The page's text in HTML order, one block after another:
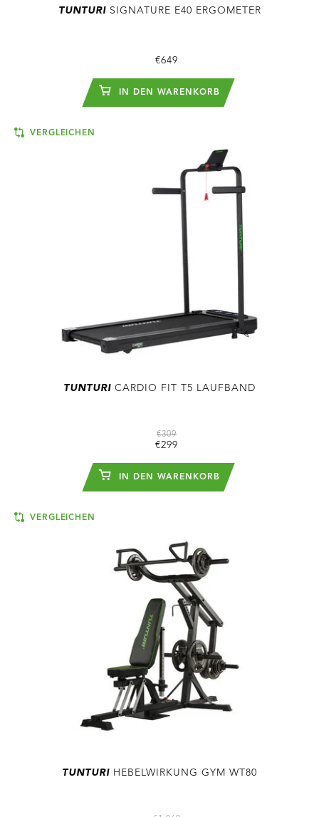
TUNTURISIGNATURE E40 ERGOMETER
€649
IN DEN WARENKORB
VERGLEICHEN
TUNTURI CARDIO FIT T5 LAUFBAND
€309
€299
IN DEN WARENKORB
VERGLEICHEN
TUNTURI HEBELWIRKUNG GYM WT80